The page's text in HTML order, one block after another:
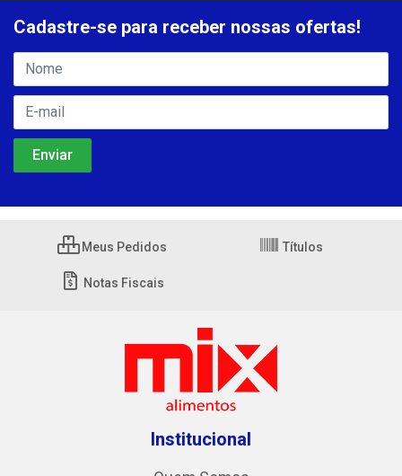
Cadastre-se para receber nossas ofertas!
Meus Pedidos Títulos
Notas Fiscais
Institucional